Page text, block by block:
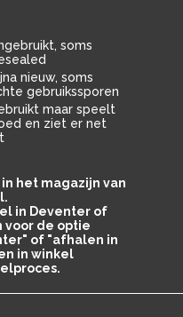
soms
nieuw, soms
gebruikssporen
maar speelt
en ziet er net
het magazijn van
in Deventer of
voor de optie
of "afhalen in
in winkel